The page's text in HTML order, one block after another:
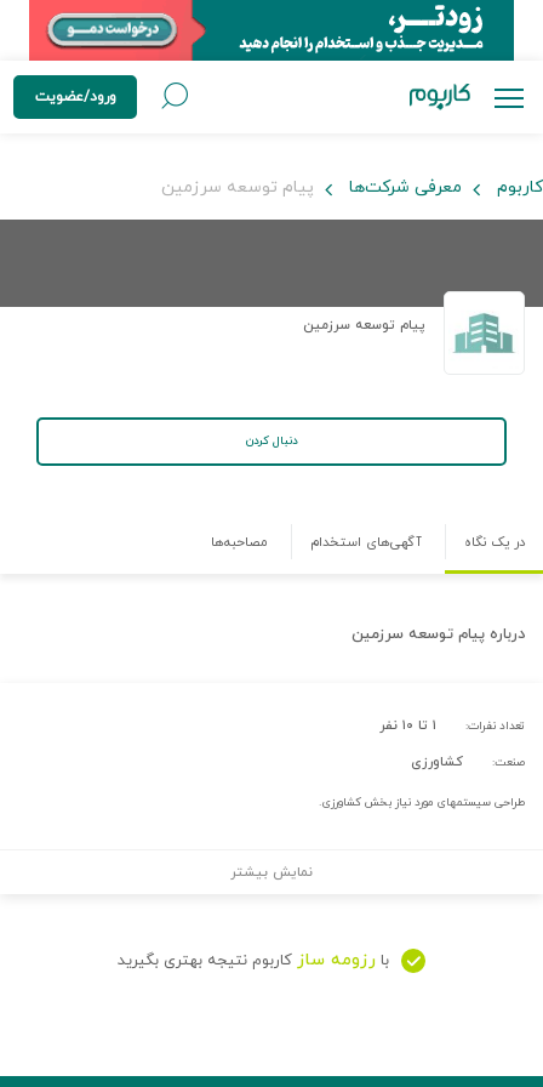
ورود/عضویت
کاربوم معرفی شرکت‌ها پیام توسعه سرزمین
پیام توسعه سرزمین
دنبال کردن
در یک نگاه آگهی‌های استخدام مصاحبه‌ها
درباره پیام توسعه سرزمین
تعداد نفرات: ۱ تا ۱۰ نفر
صنعت: کشاورزی
طراحی سیستمهای مورد نیاز بخش کشاورزی.
نمایش بیشتر
با رزومه ساز کاربوم نتیجه بهتری بگیرید